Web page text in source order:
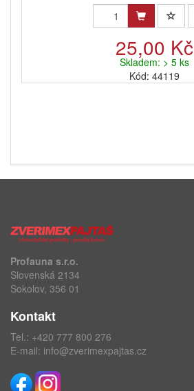
25,00 Kč
Skladem: > 5 ks
Kód: 44119
Profauna s.r.o.
Slovenská 2134
Sokolov, 356 01
Kontakt
Tel.: +420 777 800 276
E-mail: info@zverimexpajtas.cz